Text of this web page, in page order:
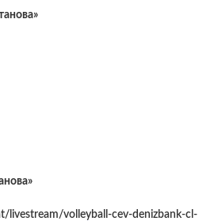
livestream/volleyball-cev-denizbank-cl-